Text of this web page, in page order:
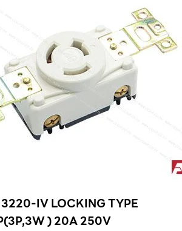
IV LOCKING TYPE
) 20A 250V